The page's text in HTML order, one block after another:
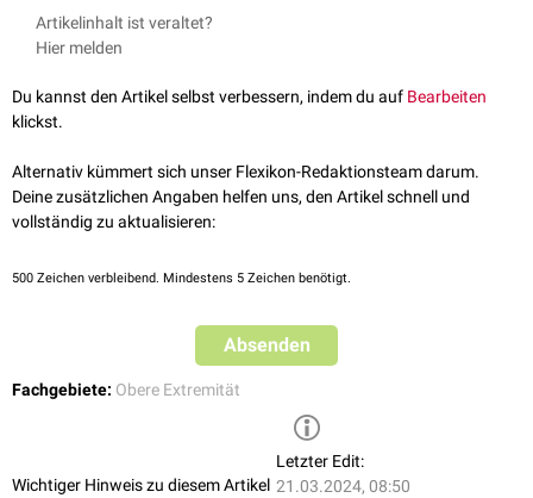
Die Nodi lymphatici axillares brachiales bestehen aus 4 bis 6
Lymphknoten , die
Von hier aus wird die Lymphe weiter zu den
Nodi lymphatici axillares
centrales
Nodi lymphatici axillares apicales
Artikelinhalt ist veraltet?
Hier melden
Du kannst den Artikel selbst verbessern, indem du auf Bearbeiten
klickst.
Alternativ kümmert sich unser Flexikon-Redaktionsteam darum.
Deine zusätzlichen Angaben helfen uns, den Artikel schnell und
vollständig zu aktualisieren:
500 Zeichen verbleibend. Mindestens 5 Zeichen benötigt.
Absenden
Fachgebiete: Obere Extremität
Wichtiger Hinweis zu diesem Artikel
Letzter Edit:
21.03.2024, 08:50